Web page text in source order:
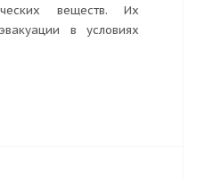
веществ. Их
в условиях